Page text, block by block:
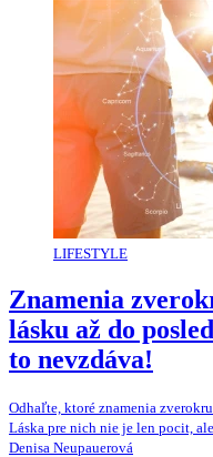
LIFESTYLE
Znamenia
lásku až do
to nevzdáva!
Odhaľte, ktoré znamenia
Láska pre nich nie je len pocit,
Denisa Neupauerová